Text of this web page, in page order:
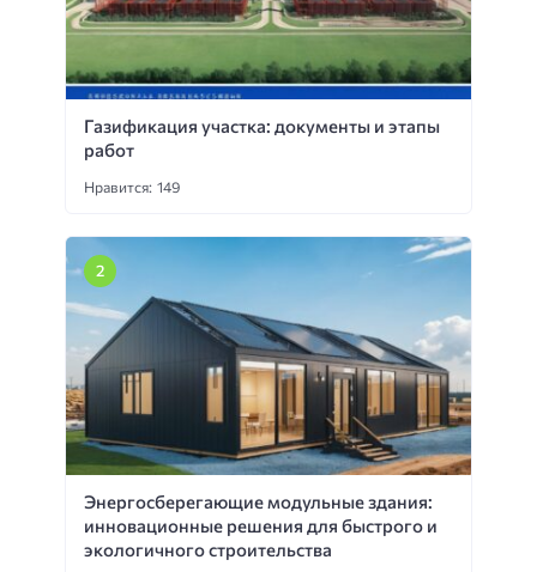
Газификация участка: документы и этапы
работ
Нравится: 149
Энергосберегающие модульные здания:
инновационные решения для быстрого и
экологичного строительства